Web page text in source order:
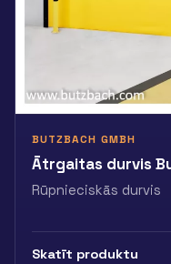
BUTZBACH GMBH
Ātrgaitas durvis
Rūpnieciskās durvis
Skatīt produktu